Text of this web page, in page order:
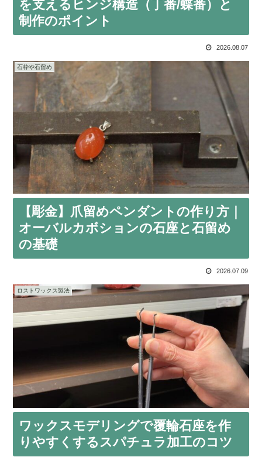
を支えるヒンジ構造（丁番/蝶番）と
制作のポイント
2026.08.07
石枠や石留め
【彫金】爪留めペンダントの作り方｜
オーバルカボションの石座と石留め
の基礎
2026.07.09
ロストワックス製法
ワックスモデリングで覆輪石座を作
りやすくするスパチュラ加工のコツ